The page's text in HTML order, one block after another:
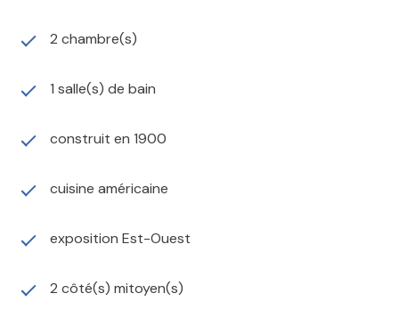
2 chambre(s)
1 salle(s) de bain
construit en 1900
cuisine américaine
exposition Est-Ouest
2 côté(s) mitoyen(s)